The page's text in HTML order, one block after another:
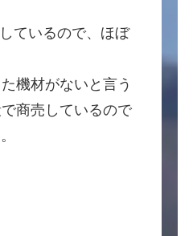
ているので、ほぼ
機材がないと言う
商売しているので